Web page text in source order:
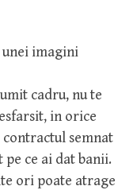
imagini
cadru, nu te
in orice
semnat
ce ai dat banii.
ori poate atrage